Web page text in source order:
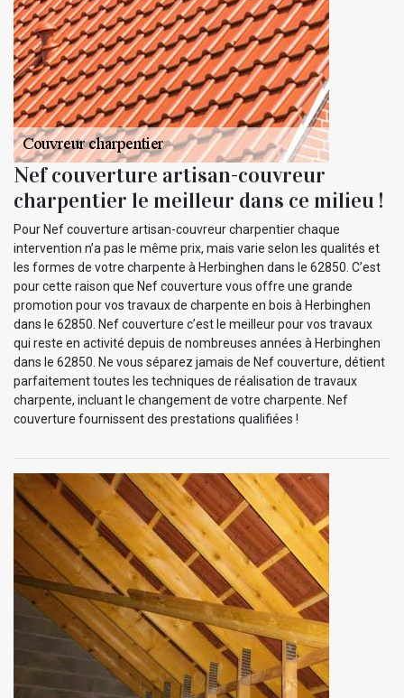
Nef couverture artisan-couvreur
charpentier le meilleur dans ce milieu !
Pour Nef couverture artisan-couvreur charpentier chaque
intervention n’a pas le même prix, mais varie selon les qualités et
les formes de votre charpente à Herbinghen dans le 62850. C’est
pour cette raison que Nef couverture vous offre une grande
promotion pour vos travaux de charpente en bois à Herbinghen
dans le 62850. Nef couverture c’est le meilleur pour vos travaux
qui reste en activité depuis de nombreuses années à Herbinghen
dans le 62850. Ne vous séparez jamais de Nef couverture, détient
parfaitement toutes les techniques de réalisation de travaux
charpente, incluant le changement de votre charpente. Nef
couverture fournissent des prestations qualifiées !